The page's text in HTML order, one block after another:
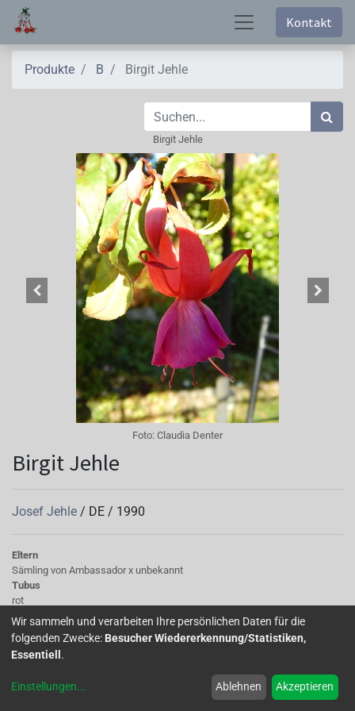
Kontakt
Produkte B Birgit Jehle
Birgit Jehle
Foto: Claudia Denter
Birgit Jehle
Josef Jehle / DE / 1990
Eltern
Sämling von Ambassador x unbekannt
Tubus
rot
Sepalen
breit, lang, stark zurückgeschlagen
Korolle/Petalen
pinkfarben mit roter Aderung
einfache Blüte, große
Wir sammeln und verarbeiten Ihre persönlichen Daten für die
folgenden Zwecke: Besucher Wiedererkennung/Statistiken,
Essentiell .
Einstellungen... Ablehnen Akzeptieren